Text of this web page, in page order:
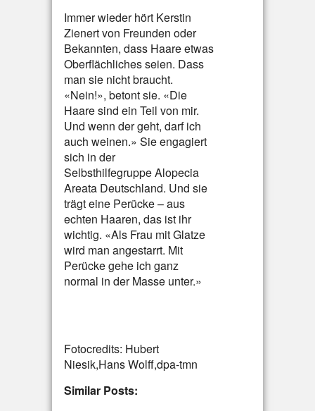
Immer wieder hört Kerstin
Zienert von Freunden oder
Bekannten, dass Haare etwas
Oberflächliches seien. Dass
man sie nicht braucht.
«Nein!», betont sie. «Die
Haare sind ein Teil von mir.
Und wenn der geht, darf ich
auch weinen.» Sie engagiert
sich in der
Selbsthilfegruppe Alopecia
Areata Deutschland. Und sie
trägt eine Perücke – aus
echten Haaren, das ist ihr
wichtig. «Als Frau mit Glatze
wird man angestarrt. Mit
Perücke gehe ich ganz
normal in der Masse unter.»
Fotocredits: Hubert
Niesik,Hans Wolff,dpa-tmn
Similar Posts: